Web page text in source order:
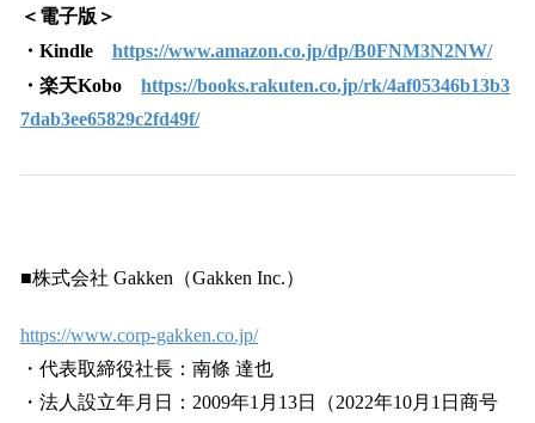
＜電子版＞
・Kindle https://www.amazon.co.jp/dp/B0FNM3N2NW/
・楽天Kobo https://books.rakuten.co.jp/rk/4af05346b13b3
7dab3ee65829c2fd49f/
■株式会社 Gakken（Gakken Inc.）
https://www.corp-gakken.co.jp/
・代表取締役社長：南條 達也
・法人設立年月日：2009年1月13日（2022年10月1日商号